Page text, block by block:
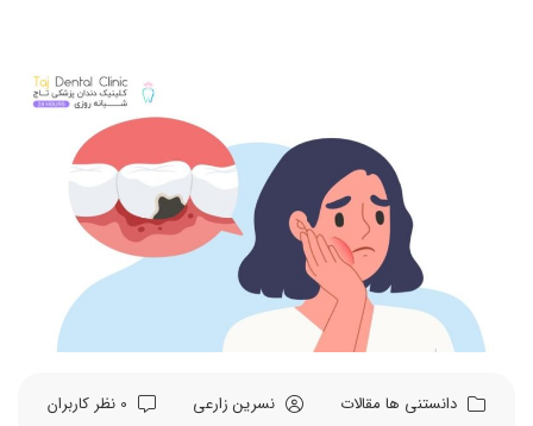
دانستنی ها مقالات نسرین زارعی